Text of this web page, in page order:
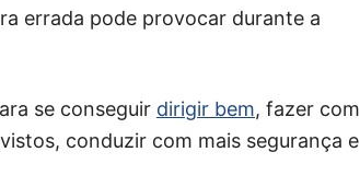
errada pode provocar durante a
se conseguir dirigir bem, fazer com
conduzir com mais segurança e